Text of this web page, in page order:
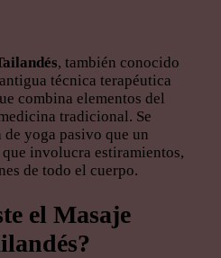
, también conocido
técnica terapéutica
combina elementos del
tradicional. Se
yoga pasivo que un
involucra estiramientos,
de todo el cuerpo.
el Masaje
?